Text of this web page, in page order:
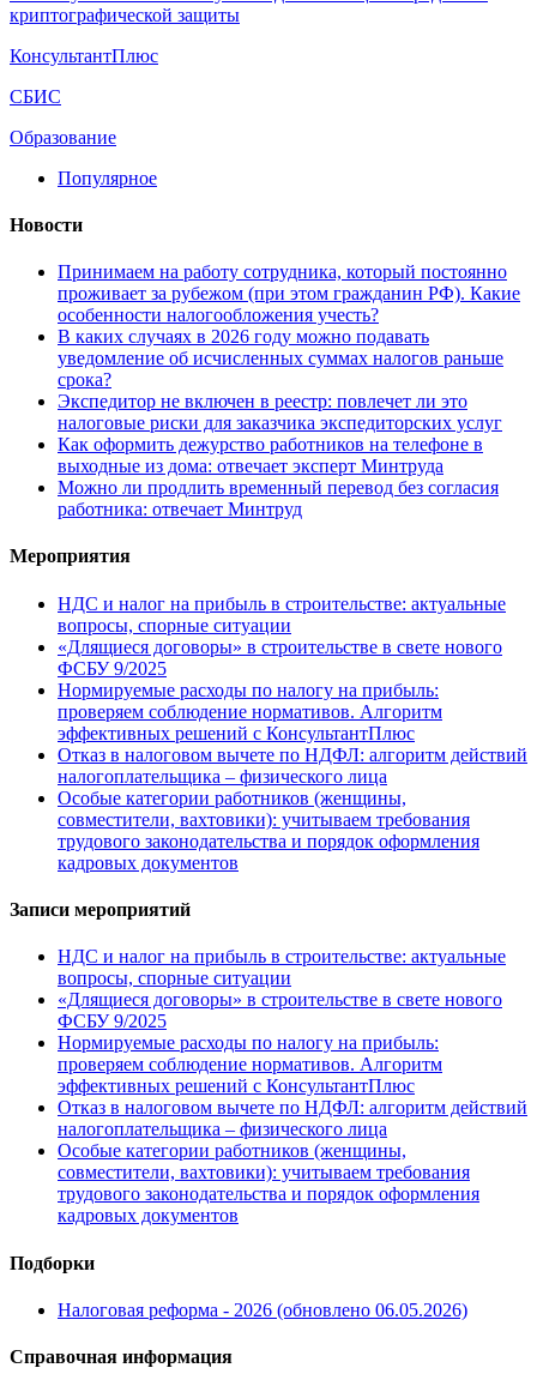
криптографической защиты
КонсультантПлюс
СБИС
Образование
Популярное
Новости
Принимаем на работу сотрудника, который постоянно
проживает за рубежом (при этом гражданин РФ). Какие
особенности налогообложения учесть?
В каких случаях в 2026 году можно подавать
уведомление об исчисленных суммах налогов раньше
срока?
Экспедитор не включен в реестр: повлечет ли это
налоговые риски для заказчика экспедиторских услуг
Как оформить дежурство работников на телефоне в
выходные из дома: отвечает эксперт Минтруда
Можно ли продлить временный перевод без согласия
работника: отвечает Минтруд
Мероприятия
НДС и налог на прибыль в строительстве: актуальные
вопросы, спорные ситуации
«Длящиеся договоры» в строительстве в свете нового
ФСБУ 9/2025
Нормируемые расходы по налогу на прибыль:
проверяем соблюдение нормативов. Алгоритм
эффективных решений с КонсультантПлюс
Отказ в налоговом вычете по НДФЛ: алгоритм действий
налогоплательщика – физического лица
Особые категории работников (женщины,
совместители, вахтовики): учитываем требования
трудового законодательства и порядок оформления
кадровых документов
Записи мероприятий
НДС и налог на прибыль в строительстве: актуальные
вопросы, спорные ситуации
«Длящиеся договоры» в строительстве в свете нового
ФСБУ 9/2025
Нормируемые расходы по налогу на прибыль:
проверяем соблюдение нормативов. Алгоритм
эффективных решений с КонсультантПлюс
Отказ в налоговом вычете по НДФЛ: алгоритм действий
налогоплательщика – физического лица
Особые категории работников (женщины,
совместители, вахтовики): учитываем требования
трудового законодательства и порядок оформления
кадровых документов
Подборки
Налоговая реформа - 2026 (обновлено 06.05.2026)
Справочная информация